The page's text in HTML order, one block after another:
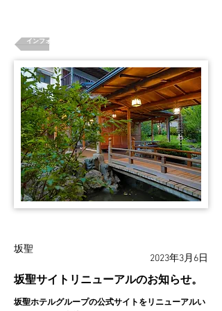
インフォメーション一覧
坂聖
坂聖サイトリニューアルのお知らせ。
坂聖ホテルグループの公式サイトをリニューアルい
2023年3月6日